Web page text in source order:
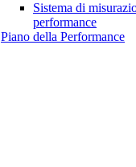
Sistema di
performance
Piano della Performance